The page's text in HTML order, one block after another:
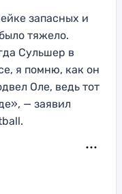
запасных и
тяжело.
Сульшер в
я помню, как он
Оле, ведь тот
— заявил